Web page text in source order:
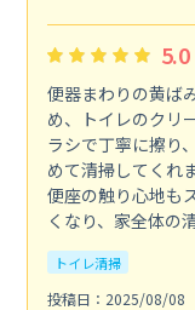
5.0
便器まわりの黄ば
め、トイレのクリ
ラシで丁寧に擦り
めて清掃してくれ
便座の触り心地も
くなり、家全体の
トイレ清掃
投稿日：2025/08/08